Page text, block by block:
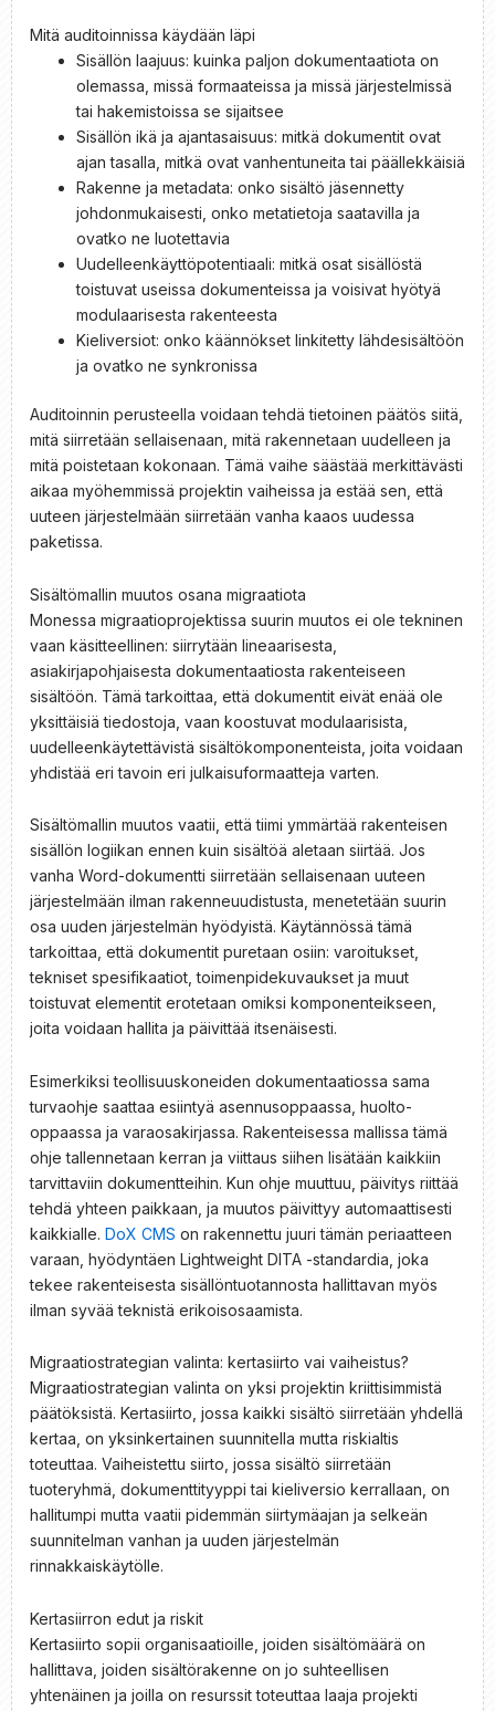
Mitä auditoinnissa käydään läpi
Sisällön laajuus: kuinka paljon dokumentaatiota on
olemassa, missä formaateissa ja missä järjestelmissä
tai hakemistoissa se sijaitsee
Sisällön ikä ja ajantasaisuus: mitkä dokumentit ovat
ajan tasalla, mitkä ovat vanhentuneita tai päällekkäisiä
Rakenne ja metadata: onko sisältö jäsennetty
johdonmukaisesti, onko metatietoja saatavilla ja
ovatko ne luotettavia
Uudelleenkäyttöpotentiaali: mitkä osat sisällöstä
toistuvat useissa dokumenteissa ja voisivat hyötyä
modulaarisesta rakenteesta
Kieliversiot: onko käännökset linkitetty lähdesisältöön
ja ovatko ne synkronissa
Auditoinnin perusteella voidaan tehdä tietoinen päätös siitä,
mitä siirretään sellaisenaan, mitä rakennetaan uudelleen ja
mitä poistetaan kokonaan. Tämä vaihe säästää merkittävästi
aikaa myöhemmissä projektin vaiheissa ja estää sen, että
uuteen järjestelmään siirretään vanha kaaos uudessa
paketissa.
Sisältömallin muutos osana migraatiota
Monessa migraatioprojektissa suurin muutos ei ole tekninen
vaan käsitteellinen: siirrytään lineaarisesta,
asiakirjapohjaisesta dokumentaatiosta rakenteiseen
sisältöön. Tämä tarkoittaa, että dokumentit eivät enää ole
yksittäisiä tiedostoja, vaan koostuvat modulaarisista,
uudelleenkäytettävistä sisältökomponenteista, joita voidaan
yhdistää eri tavoin eri julkaisuformaatteja varten.
Sisältömallin muutos vaatii, että tiimi ymmärtää rakenteisen
sisällön logiikan ennen kuin sisältöä aletaan siirtää. Jos
vanha Word-dokumentti siirretään sellaisenaan uuteen
järjestelmään ilman rakenneuudistusta, menetetään suurin
osa uuden järjestelmän hyödyistä. Käytännössä tämä
tarkoittaa, että dokumentit puretaan osiin: varoitukset,
tekniset spesifikaatiot, toimenpidekuvaukset ja muut
toistuvat elementit erotetaan omiksi komponenteikseen,
joita voidaan hallita ja päivittää itsenäisesti.
Esimerkiksi teollisuuskoneiden dokumentaatiossa sama
turvaohje saattaa esiintyä asennusoppaassa, huolto-
oppaassa ja varaosakirjassa. Rakenteisessa mallissa tämä
ohje tallennetaan kerran ja viittaus siihen lisätään kaikkiin
tarvittaviin dokumentteihin. Kun ohje muuttuu, päivitys riittää
tehdä yhteen paikkaan, ja muutos päivittyy automaattisesti
kaikkialle. DoX CMS on rakennettu juuri tämän periaatteen
varaan, hyödyntäen Lightweight DITA -standardia, joka
tekee rakenteisesta sisällöntuotannosta hallittavan myös
ilman syvää teknistä erikoisosaamista.
Migraatiostrategian valinta: kertasiirto vai vaiheistus?
Migraatiostrategian valinta on yksi projektin kriittisimmistä
päätöksistä. Kertasiirto, jossa kaikki sisältö siirretään yhdellä
kertaa, on yksinkertainen suunnitella mutta riskialtis
toteuttaa. Vaiheistettu siirto, jossa sisältö siirretään
tuoteryhmä, dokumenttityyppi tai kieliversio kerrallaan, on
hallitumpi mutta vaatii pidemmän siirtymäajan ja selkeän
suunnitelman vanhan ja uuden järjestelmän
rinnakkaiskäytölle.
Kertasiirron edut ja riskit
Kertasiirto sopii organisaatioille, joiden sisältömäärä on
hallittava, joiden sisältörakenne on jo suhteellisen
yhtenäinen ja joilla on resurssit toteuttaa laaja projekti